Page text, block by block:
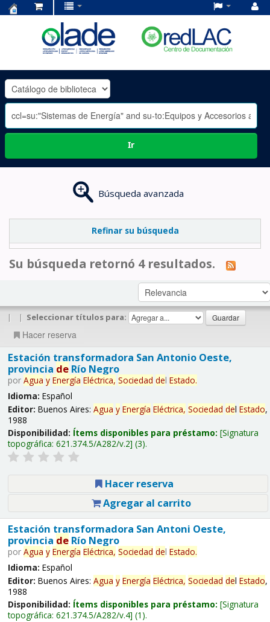
OLADE
-
Ir
Búsqueda avanzada
Refinar su búsqueda
Su búsqueda retornó 4 resultados.
| | Seleccionar títulos para:
Hacer reserva
Estación transformadora San Antonio Oeste,
provincia deRío Negro
por Agua y Energía Eléctrica, Sociedad del Estado.
Idioma: Español
Editor: Buenos Aires: Agua y Energía Eléctrica, Sociedad del Estado,
1988
Disponibilidad: Ítems disponibles para préstamo: Signatura
topográfica: 621.374.5/A282/v.2 (3).
Hacer reserva
Agregar al carrito
Estación transformadora San Antoni Oeste,
provincia deRío Negro
por Agua y Energía Eléctrica, Sociedad del Estado.
Idioma: Español
Editor: Buenos Aires: Agua y Energía Eléctrica, Sociedad del Estado,
1988
Disponibilidad: Ítems disponibles para préstamo: Signatura
topográfica: 621.374.5/A282/v.4 (1).